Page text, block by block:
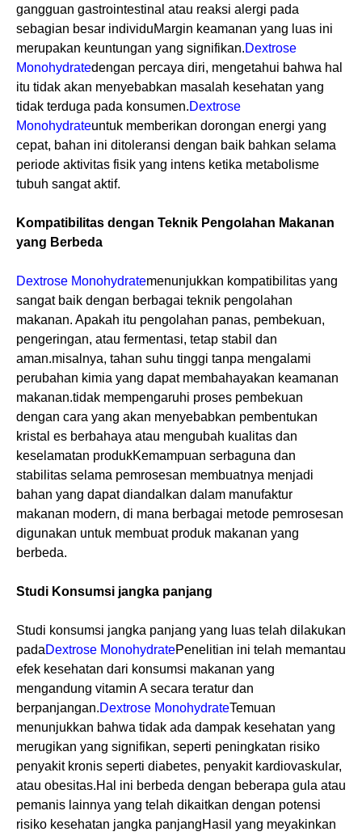
gangguan gastrointestinal atau reaksi alergi pada
sebagian besar individuMargin keamanan yang luas ini
merupakan keuntungan yang signifikan.Dextrose
Monohydratedengan percaya diri, mengetahui bahwa hal
itu tidak akan menyebabkan masalah kesehatan yang
tidak terduga pada konsumen.Dextrose
Monohydrateuntuk memberikan dorongan energi yang
cepat, bahan ini ditoleransi dengan baik bahkan selama
periode aktivitas fisik yang intens ketika metabolisme
tubuh sangat aktif.
Kompatibilitas dengan Teknik Pengolahan Makanan
yang Berbeda
Dextrose Monohydratemenunjukkan kompatibilitas yang
sangat baik dengan berbagai teknik pengolahan
makanan. Apakah itu pengolahan panas, pembekuan,
pengeringan, atau fermentasi, tetap stabil dan
aman.misalnya, tahan suhu tinggi tanpa mengalami
perubahan kimia yang dapat membahayakan keamanan
makanan.tidak mempengaruhi proses pembekuan
dengan cara yang akan menyebabkan pembentukan
kristal es berbahaya atau mengubah kualitas dan
keselamatan produkKemampuan serbaguna dan
stabilitas selama pemrosesan membuatnya menjadi
bahan yang dapat diandalkan dalam manufaktur
makanan modern, di mana berbagai metode pemrosesan
digunakan untuk membuat produk makanan yang
berbeda.
Studi Konsumsi jangka panjang
Studi konsumsi jangka panjang yang luas telah dilakukan
padaDextrose MonohydratePenelitian ini telah memantau
efek kesehatan dari konsumsi makanan yang
mengandung vitamin A secara teratur dan
berpanjangan.Dextrose MonohydrateTemuan
menunjukkan bahwa tidak ada dampak kesehatan yang
merugikan yang signifikan, seperti peningkatan risiko
penyakit kronis seperti diabetes, penyakit kardiovaskular,
atau obesitas.Hal ini berbeda dengan beberapa gula atau
pemanis lainnya yang telah dikaitkan dengan potensi
risiko kesehatan jangka panjangHasil yang meyakinkan